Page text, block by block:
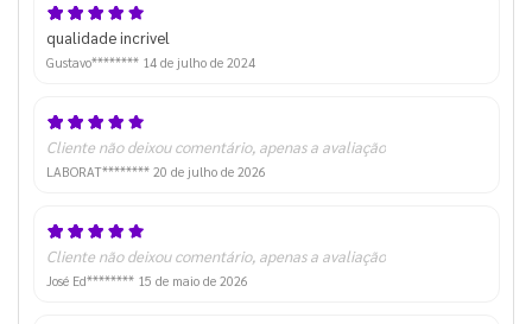
qualidade incrivel
Gustavo******** 14 de julho de 2024
Cliente não deixou comentário, apenas a avaliação
LABORAT******** 20 de julho de 2026
Cliente não deixou comentário, apenas a avaliação
José Ed******** 15 de maio de 2026